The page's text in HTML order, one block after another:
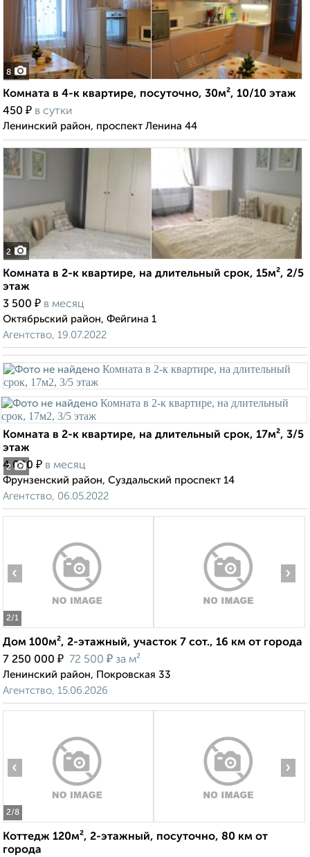
8
Комната в 4-к квартире, посуточно, 30м², 10/10 этаж
450 ₽ в сутки
Ленинский район, проспект Ленина 44
2
Комната в 2-к квартире, на длительный срок, 15м², 2/5
этаж
3 500 ₽ в месяц
Октябрьский район, Фейгина 1
Агентство, 19.07.2022
2
Комната в 2-к квартире, на длительный срок, 17м², 3/5
этаж
4 000 ₽ в месяц
Фрунзенский район, Суздальский проспект 14
Агентство, 06.05.2022
2/1
‹ ›
Дом 100м², 2-этажный, участок 7 сот., 16 км от города
7 250 000 ₽ 72 500 ₽ за м²
Ленинский район, Покровская 33
Агентство, 15.06.2026
2/8
‹ ›
Коттедж 120м², 2-этажный, посуточно, 80 км от
города